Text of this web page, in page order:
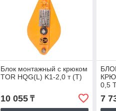
Блок монтажный с крюком
TOR HQG(L) K1-2,0 т (T)
10 055₸
0,5
7